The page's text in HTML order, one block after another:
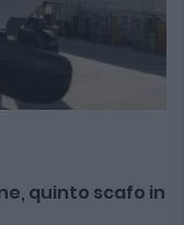
quinto scafo in